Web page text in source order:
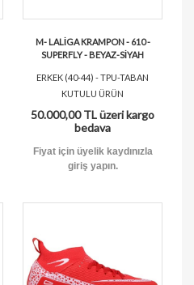
M- LALİGA KRAMPON - 610 -
SUPERFLY - BEYAZ-SİYAH
ERKEK (40-44) - TPU-TABAN
KUTULU ÜRÜN
50.000,00 TL üzeri kargo
bedava
Fiyat için üyelik kaydınızla
giriş yapın.